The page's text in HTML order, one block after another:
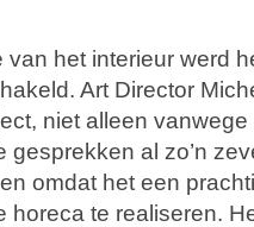
het interieur werd
Art Director
niet alleen
gesprekken al zo’n
omdat het een
horeca te realiseren.